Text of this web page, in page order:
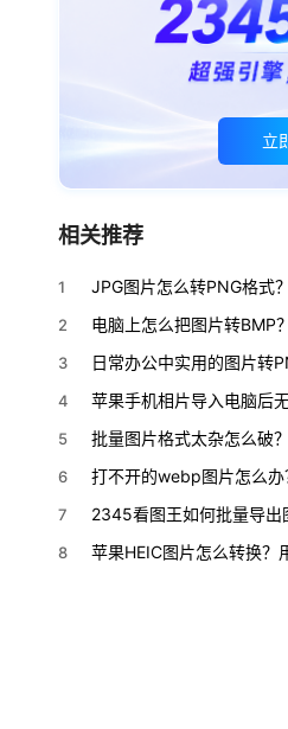
立
相关推荐
1 JPG图片怎么转PNG格式
2
3 日常办公中实用的图片转
4
5
6
7 2345看图王如何批量导出
8 苹果HEIC图片怎么转换？